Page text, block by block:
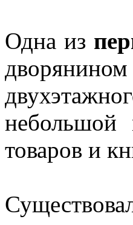
Одна из
небольшой
товаров и